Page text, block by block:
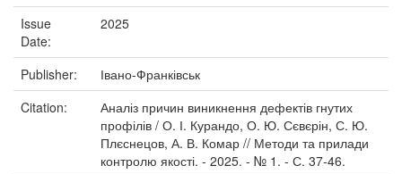
Issue
Date:
2025
Publisher:
Івано-Франківськ
Citation:
Аналіз причин виникнення дефектів гнутих
профілів / О. І. Курандо, О. Ю. Сєвєрін, С. Ю.
Плєснецов, А. В. Комар // Методи та прилади
контролю якості. - 2025. - № 1. - С. 37-46.